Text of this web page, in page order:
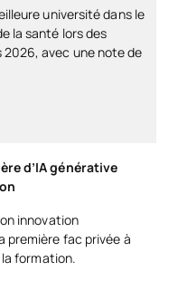
université dans le
la santé lors des
avec une note de
d’IA générative
innovation
première fac privée à
formation.